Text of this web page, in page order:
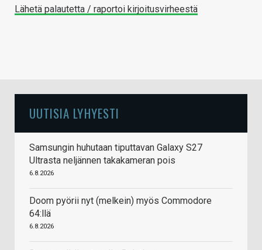
Lähetä palautetta / raportoi kirjoitusvirheestä
UUTISIA LYHYESTI
Samsungin huhutaan tiputtavan Galaxy S27
Ultrasta neljännen takakameran pois
6.8.2026
Doom pyörii nyt (melkein) myös Commodore
64:llä
6.8.2026